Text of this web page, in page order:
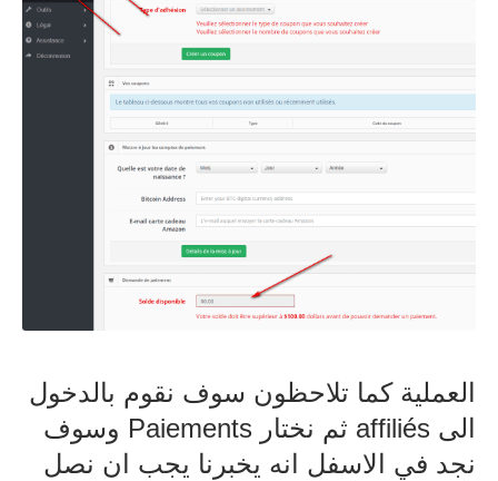
العملية كما تلاحظون سوف نقوم بالدخول
الى affiliés ثم نختار Paiements وسوف
نجد في الاسفل انه يخبرنا يجب ان نصل